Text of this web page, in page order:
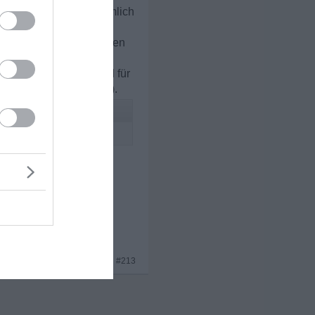
man beim Reiten nämlich
Problemen zu kämpfen
körperlichen Zustand für
gefunden hat/findet).
haben
vielfältig sein.
Sicht schlicht
#213